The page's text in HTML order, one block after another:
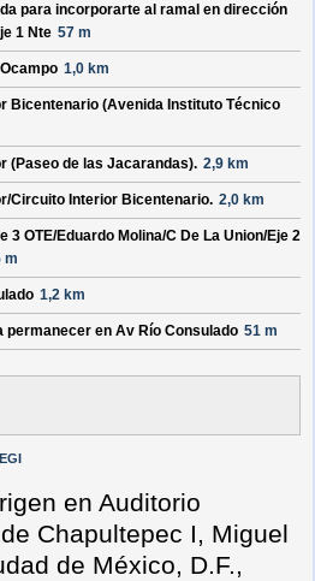
para incorporarte al ramal en dirección
1 Nte 57 m
1,0 km
Bicentenario (Avenida Instituto Técnico
(Paseo de las Jacarandas). 2,9 km
Circuito Interior Bicentenario. 2,0 km
3 OTE/Eduardo Molina/C De La Union/Eje 2
m
1,2 km
permanecer en Av Río Consulado 51 m
en Auditorio
Chapultepec I, Miguel
de México, D.F.,